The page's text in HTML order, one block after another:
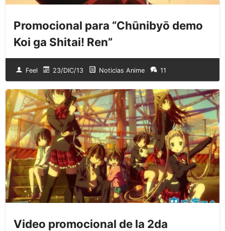
Promocional para “Chūnibyō demo
Koi ga Shitai! Ren”
Feel 23/DIC/13 Noticias Anime 11
Video promocional de la 2da